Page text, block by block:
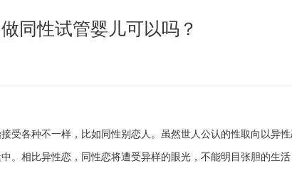
同性试管婴儿可以吗？
受各种不一样，比如同性别恋人。虽然世人公认的性取向以异性
。相比异性恋，同性恋将遭受异样的眼光，不能明目张胆的生